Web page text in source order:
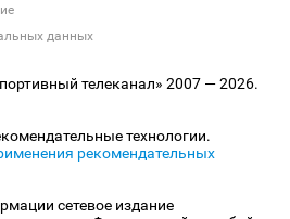
данных
телеканал» 2007 — 2026.
технологии.
рекомендательных
сетевое издание